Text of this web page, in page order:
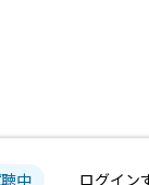
中 ログイン